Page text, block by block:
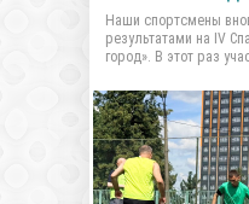
Наши спортсмены
результатами на IV
город». В этот раз